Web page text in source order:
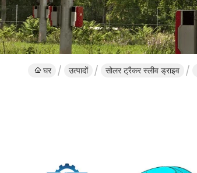
घर उत्पादों सोलर ट्रैकर स्लीव ड्राइव